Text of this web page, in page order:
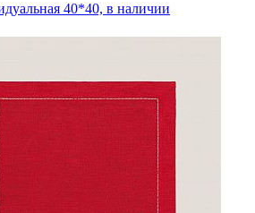
40*40, в наличии